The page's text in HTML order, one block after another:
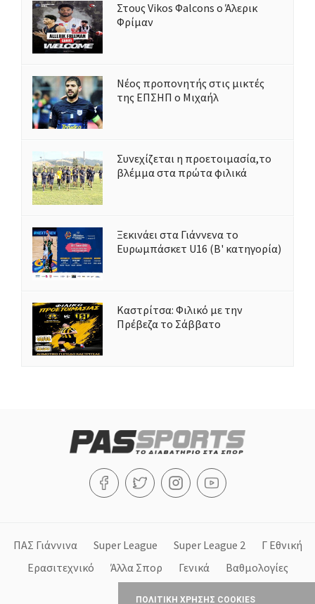
ΠΟΛΙΤΙΚΗ ΧΡΗΣΗΣ COOKIES
Στους Vikos Φalcons ο Άλερικ
Φρίμαν
Νέος προπονητής στις μικτές
της ΕΠΣΗΠ ο Μιχαήλ
Συνεχίζεται η προετοιμασία,το
βλέμμα στα πρώτα φιλικά
Ξεκινάει στα Γιάννενα το
Ευρωμπάσκετ U16 (Β' κατηγορία)
Καστρίτσα: Φιλικό με την
Πρέβεζα το Σάββατο
ΠΑΣ Γιάννινα Super League Super League 2
Γ Εθνική
Ερασιτεχνικό
Άλλα Σπορ Γενικά
Βαθμολογίες